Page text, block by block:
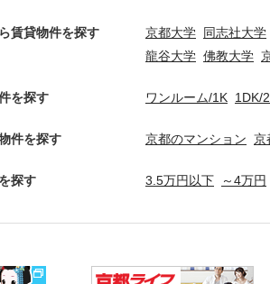
賃貸物件を探す 京都大学 同志社大学
龍谷大学 佛教大学
を探す ワンルーム/1K 1DK/
件を探す 京都のマンション 京
探す 3.5万円以下 ～4万円